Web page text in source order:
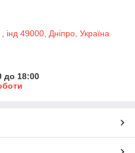
інд 49000, Дніпро, Україна
до 18:00